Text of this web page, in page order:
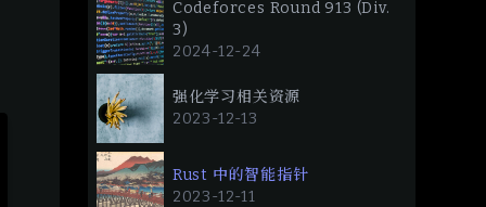
Codeforces Round 913 (Div.
3)
2024-12-24
强化学习相关资源
2023-12-13
Rust 中的智能指针
2023-12-11